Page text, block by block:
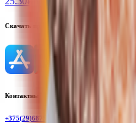
Скачать приложение
Контактный телефон
+375(29)6875999